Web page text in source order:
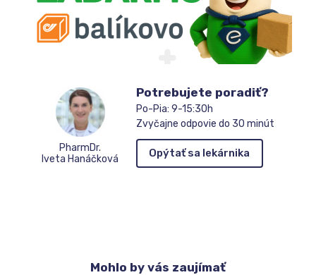
PharmDr.
Iveta Hanáčková
Potrebujete poradiť?
Po-Pia: 9-15:30h
Zvyčajne odpovie do 30 minút
Opýtať sa lekárnika
Mohlo by vás zaujímať